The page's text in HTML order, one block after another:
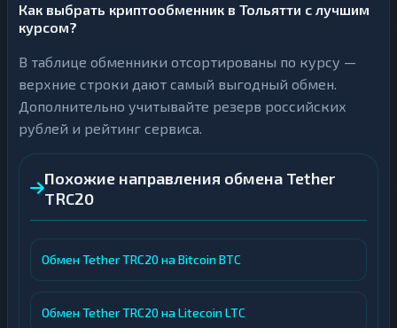
Как выбрать криптообменник в Тольятти с лучшим
курсом?
В таблице обменники отсортированы по курсу —
верхние строки дают самый выгодный обмен.
Дополнительно учитывайте резерв российских
рублей и рейтинг сервиса.
Похожие направления обмена Tether
TRC20
Обмен Tether TRC20 на Bitcoin BTC
Обмен Tether TRC20 на Litecoin LTC